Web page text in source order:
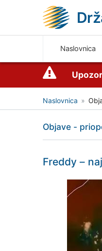
Naslovnica
Naslovnica
Objave -
Freddy –